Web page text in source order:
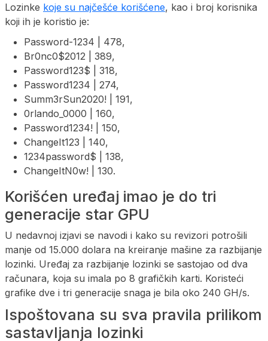
Lozinke koje su najčešće korišćene, kao i broj korisnika
koji ih je koristio je:
Password-1234 | 478,
Br0nc0$2012 | 389,
Password123$ | 318,
Password1234 | 274,
Summ3rSun2020! | 191,
0rlando_0000 | 160,
Password1234! | 150,
ChangeIt123 | 140,
1234password$ | 138,
ChangeItN0w! | 130.
Korišćen uređaj imao je do tri
generacije star GPU
U nedavnoj izjavi se navodi i kako su revizori potrošili
manje od 15.000 dolara na kreiranje mašine za razbijanje
lozinki. Uređaj za razbijanje lozinki se sastojao od dva
računara, koja su imala po 8 grafičkih karti. Koristeći
grafike dve i tri generacije snaga je bila oko 240 GH/s.
Ispoštovana su sva pravila prilikom
sastavljanja lozinki